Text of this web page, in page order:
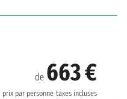
de 663 €
prix par personne taxes incluses